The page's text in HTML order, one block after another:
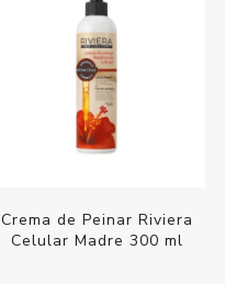
Crema de Peinar Riviera
Celular Madre 300 ml